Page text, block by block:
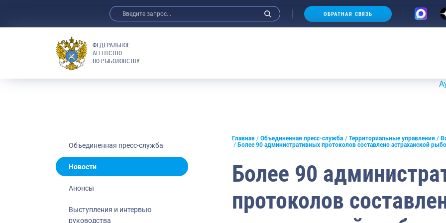
Анонсы
Отраслевые СМИ
Выставки и конференции
Рыбоохрана России
ОБРАТНАЯ СВЯЗЬ
ФЕДЕРАЛЬНОЕ
АГЕНТСТВО
ПО РЫБОЛОВСТВУ
Объединенная пресс-служба
Новости
Анонсы
Выступления и интервью
руководства
Главная Объединенная пресс-служба Территориальные управления
Более 90 административных протоколов составлено астраханской
Более 90
протоколов